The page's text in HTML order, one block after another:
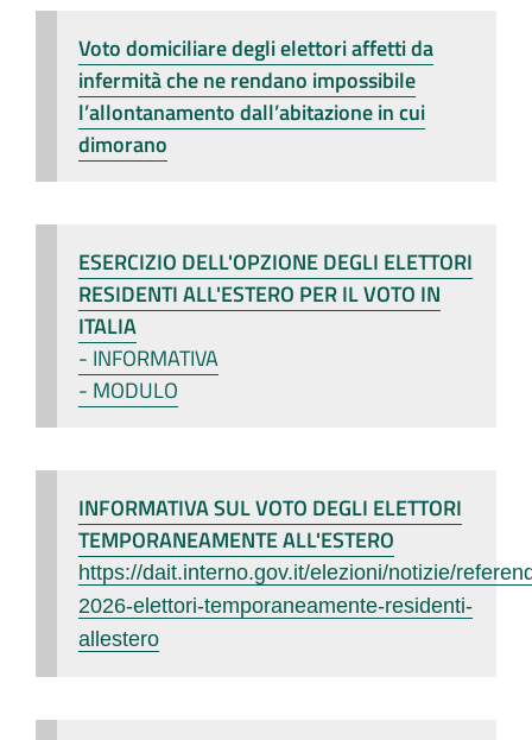
Voto domiciliare degli elettori affetti da
infermità che ne rendano impossibile
l’allontanamento dall’abitazione in cui
dimorano
ESERCIZIO DELL'OPZIONE DEGLI ELETTORI
RESIDENTI ALL'ESTERO PER IL VOTO IN
ITALIA
- INFORMATIVA
- MODULO
INFORMATIVA SUL VOTO DEGLI ELETTORI
TEMPORANEAMENTE ALL'ESTERO
https://dait.interno.gov.it/elezioni/notizie/
2026-elettori-temporaneamente-residenti-
allestero